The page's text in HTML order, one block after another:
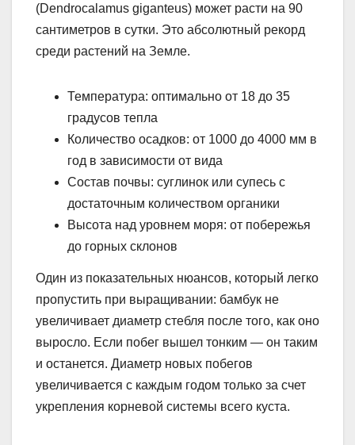
(Dendrocalamus giganteus) может расти на 90
сантиметров в сутки. Это абсолютный рекорд
среди растений на Земле.
Температура: оптимально от 18 до 35
градусов тепла
Количество осадков: от 1000 до 4000 мм в
год в зависимости от вида
Состав почвы: суглинок или супесь с
достаточным количеством органики
Высота над уровнем моря: от побережья
до горных склонов
Один из показательных нюансов, который легко
пропустить при выращивании: бамбук не
увеличивает диаметр стебля после того, как оно
выросло. Если побег вышел тонким — он таким
и останется. Диаметр новых побегов
увеличивается с каждым годом только за счет
укрепления корневой системы всего куста.